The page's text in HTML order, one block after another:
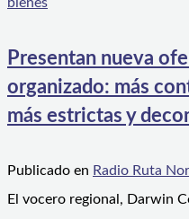
Presentan nueva
organizado: más
más estrictas y
Publicado en Radio Ruta
El vocero regional, Darwin